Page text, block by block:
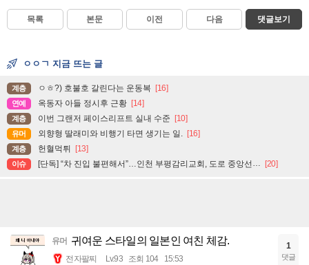
목록 본문 이전 다음 댓글보기
ㅇㅇㄱ 지금 뜨는 글
계층 ㅇㅎ?) 호불호 갈린다는 운동복 [16]
연예 옥동자 아들 정시후 근황 [14]
계층 이번 그랜저 페이스리프트 실내 수준 [10]
유머 외향형 딸래미와 비행기 타면 생기는 일. [16]
계층 헌혈먹튀 [13]
이슈 [단독] “차 진입 불편해서”…인천 부평감리교회, 도로 중앙선 ‘검은 페인트’로 지워 [20]
유머 귀여운 스타일의 일본인 여친 체감.
전자팔찌 Lv.93 조회 104 15:53
1
댓글